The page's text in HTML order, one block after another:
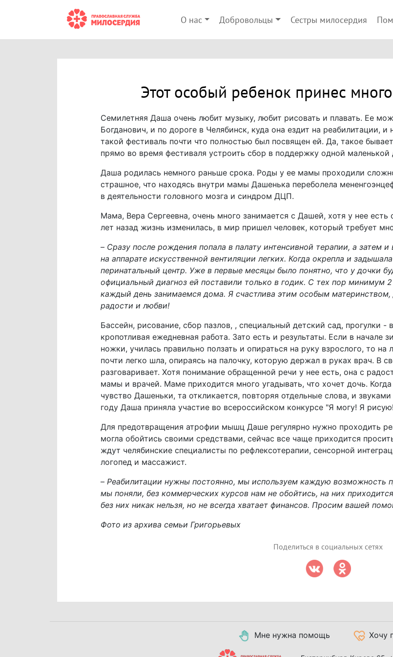
О нас Добровольцы Сестры милосердия
Этот особый ребенок принес
Семилетняя Даша очень любит музыку, любит рисовать и плавать. Ее
Богданович, и по дороге в Челябинск, куда она ездит на реабилитации,
такой фестиваль почти что полностью был посвящен ей. Да, такое
прямо во время фестиваля устроить сбор в поддержку одной
Даша родилась немного раньше срока. Роды у ее мамы проходили
страшное, что находясь внутри мамы Дашенька переболела
в деятельности головного мозга и синдром ДЦП.
Мама, Вера Сергеевна, очень много занимается с Дашей, хотя у нее
лет назад жизнь изменилась, в мир пришел человек, который требует
– Сразу после рождения попала в палату интенсивной терапии, а затем
на аппарате искусственной вентиляции легких. Когда окрепла и
перинатальный центр. Уже в первые месяцы было понятно, что у дочки
официальный диагноз ей поставили только в годик. С тех пор минимум
каждый день занимаемся дома. Я счастлива этим особым
радости и любви!
Бассейн, рисование, сбор пазлов, , специальный детский сад, прогулки
кропотливая ежедневная работа. Зато есть и результаты. Если в
ножки, училась правильно ползать и опираться на руку взрослого, то на
почти легко шла, опираясь на палочку, которую держал в руках врач. В
разговаривает. Хотя понимание обращенной речи у нее есть, она с
мамы и врачей. Маме приходится много угадывать, что хочет дочь.
чувство Дашеньки, та откликается, повторяя отдельные слова, и
году Даша приняла участие во всероссийском конкурсе "Я могу! Я
Для предотвращения атрофии мышц Даше регулярно нужно проходить
могла обойтись своими средствами, сейчас все чаще приходится
ждут челябинские специалисты по рефлексотерапии, сенсорной
логопед и массажист.
– Реабилитации нужны постоянно, мы используем каждую возможность
мы поняли, без коммерческих курсов нам не обойтись, на них
без них никак нельзя, но не всегда хватает финансов. Просим вашей
Фото из архива семьи Григорьевых
Поделиться в социальных сетях
Мне нужна помощь Хочу